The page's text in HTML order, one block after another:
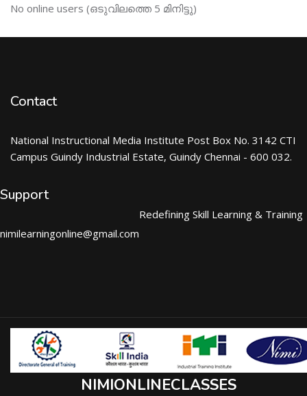
Skip ഓണ്‍ലയിന്‍ ഉപഭൊക്താക്കള്‍
No online users (ഒടുവിലത്തെ 5 മിനിട്ടു)
Contact
National Instructional Media Institute Post Box No. 3142 CTI
Campus Guindy Industrial Estate, Guindy Chennai - 600 032.
Support
nimilearningonline@gmail.com
Redefining Skill Learning & Training
NIMIONLINECLASSES